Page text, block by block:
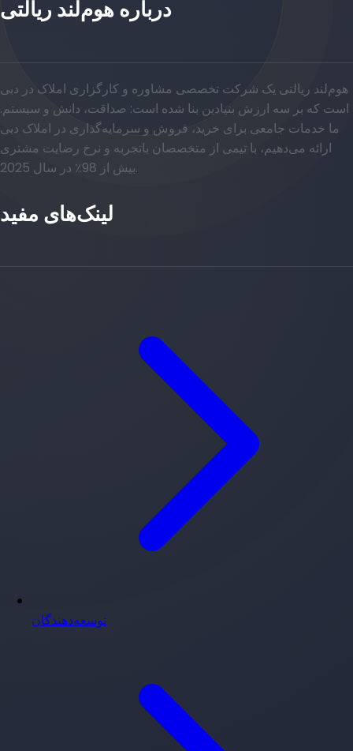
درباره هوم‌لند ریالتی
هوم‌لند ریالتی یک شرکت تخصصی مشاوره و کارگزاری املاک در دبی
است که بر سه ارزش بنیادین بنا شده است: صداقت، دانش و سیستم.
ما خدمات جامعی برای خرید، فروش و سرمایه‌گذاری در املاک دبی
ارائه می‌دهیم، با تیمی از متخصصان باتجربه و نرخ رضایت مشتری
بیش از 98٪ در سال 2025.
لینک‌های مفید
توسعه‌دهندگان